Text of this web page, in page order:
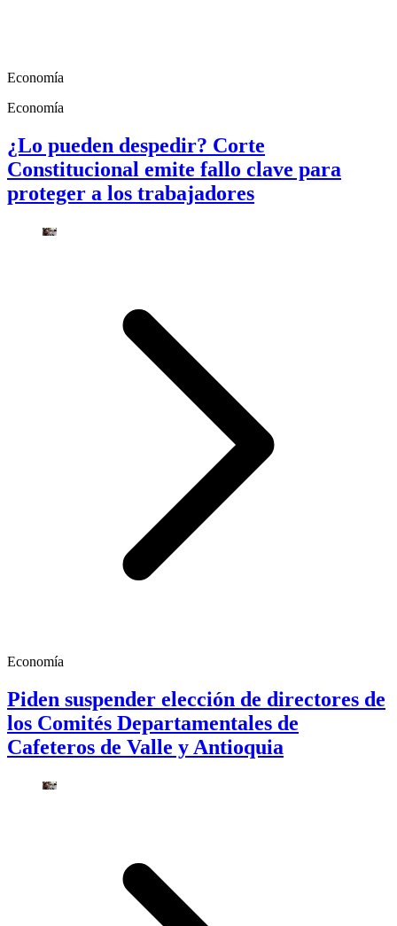
Economía
Economía
¿Lo pueden despedir? Corte
Constitucional emite fallo clave para
proteger a los trabajadores
Economía
Piden suspender elección de directores de
los Comités Departamentales de
Cafeteros de Valle y Antioquia